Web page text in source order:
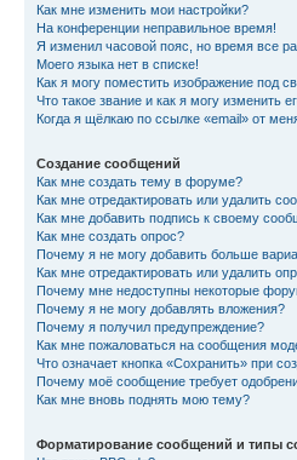
Как мне изменить мои настройки?
На конференции неправильное время!
Я изменил часовой пояс, но время все
Моего языка нет в списке!
Как я могу поместить изображение под
Что такое звание и как я могу изменить
Когда я щёлкаю по ссылке «email» от
Создание сообщений
Как мне создать тему в форуме?
Как мне отредактировать или удалить
Как мне добавить подпись к своему
Как мне создать опрос?
Почему я не могу добавить больше
Как мне отредактировать или удалить
Почему мне недоступны некоторые
Почему я не могу добавлять вложения?
Почему я получил предупреждение?
Как мне пожаловаться на сообщения
Что означает кнопка «Сохранить» при
Почему моё сообщение требует
Как мне вновь поднять мою тему?
Форматирование сообщений и типы